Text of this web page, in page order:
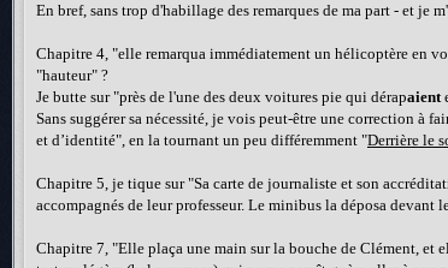
En bref, sans trop d'habillage des remarques de ma part - et je
Chapitre 4, "elle remarqua immédiatement un hélicoptère en
"hauteur" ?
Je butte sur "près de l'une des deux voitures pie qui dérapaient
Sans suggérer sa nécessité, je vois peut-être une correction à
et d’identité", en la tournant un peu différemment "Derrière le
Chapitre 5, je tique sur "Sa carte de journaliste et son
accompagnés de leur professeur. Le minibus la déposa devant
Chapitre 7, "Elle plaça une main sur la bouche de Clément, et